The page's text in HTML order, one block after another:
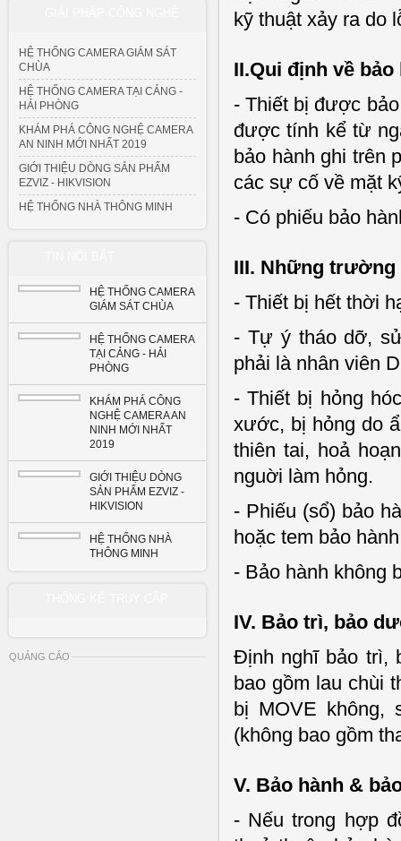
HỆ THỐNG CAMERA GIÁM SÁT
CHÙA
HỆ THỐNG CAMERA TẠI CẢNG -
HẢI PHÒNG
KHÁM PHÁ CÔNG NGHỆ CAMERA
AN NINH MỚI NHẤT 2019
GIỚI THIỆU DÒNG SẢN PHẨM
EZVIZ - HIKVISION
HỆ THỐNG NHÀ THÔNG MINH
HỆ THỐNG CAMERA
GIÁM SÁT CHÙA
HỆ THỐNG CAMERA
TẠI CẢNG - HẢI
PHÒNG
KHÁM PHÁ CÔNG
NGHỆ CAMERA AN
NINH MỚI NHẤT
2019
GIỚI THIỆU DÒNG
SẢN PHẨM EZVIZ -
HIKVISION
HỆ THỐNG NHÀ
THÔNG MINH
QUẢNG CÁO
kỹ thuật xảy ra do
II.Qui định về bảo
- Thiết bị được
được tính kể từ
bảo hành ghi trên
các sự cố về mặt
- Có phiếu bảo
III. Những
- Thiết bị hết thời
- Tự ý tháo dỡ,
phải là nhân viên
- Thiết bị hỏng
xước, bị hỏng do
thiên tai, hoả
nguời làm hỏng.
- Phiếu (sổ) bảo
hoặc tem bảo
- Bảo hành không
IV. Bảo trì, bảo
Định nghĩ bảo trì,
bao gồm lau chùi
bị MOVE
(không bao gồm
V. Bảo hành &
- Nếu trong hợp